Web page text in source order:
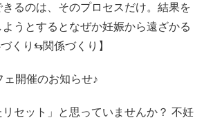
るのは、そのプロセスだけ。結果を
うとするとなぜか妊娠から遠ざかる
くり⇆関係づくり】
開催のお知らせ♪
セット」と思っていませんか？ 不妊